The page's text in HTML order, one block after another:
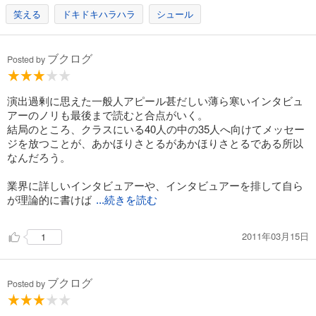
笑える ドキドキハラハラ シュール
Posted by ブクログ
演出過剰に思えた一般人アピール甚だしい薄ら寒いインタビュ
アーのノリも最後まで読むと合点がいく。
結局のところ、クラスにいる40人の中の35人へ向けてメッセー
ジを放つことが、あかほりさとるがあかほりさとるである所以
なんだろう。
業界に詳しいインタビュアーや、インタビュアーを排して自ら
が理論的に書けば ...続きを読む
1 2011年03月15日
Posted by ブクログ